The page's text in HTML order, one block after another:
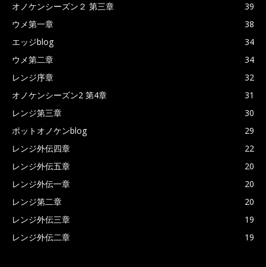
オノケンシーズン２ 第三章
39
ウメ第一章
38
エッジblog
34
ウメ第二章
34
レンジ序章
32
オノケンシーズン2 第4章
31
レンジ第三章
30
ポットオノケンblog
29
レンジ外伝四章
22
レンジ外伝五章
20
レンジ外伝一章
20
レンジ第二章
20
レンジ外伝三章
19
レンジ外伝二章
19